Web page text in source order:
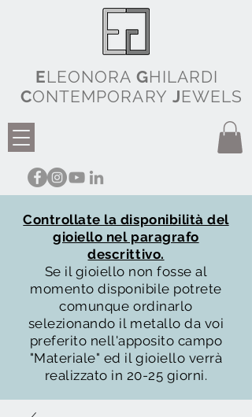
ELEONORA GHILARDI
CONTEMPORARY JEWELS
Controllate la disponibilità del
gioiello nel paragrafo
descrittivo.
Se il gioiello non fosse al
momento disponibile potrete
comunque ordinarlo
selezionando il metallo da voi
preferito nell'apposito campo
"Materiale" ed il gioiello verrà
realizzato in 20-25 giorni.